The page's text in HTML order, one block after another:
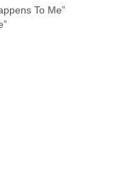
To Me”